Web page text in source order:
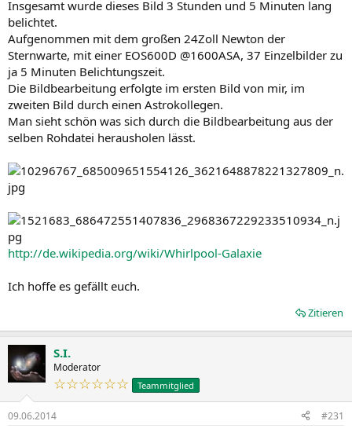
Insgesamt wurde dieses Bild 3 Stunden und 5 Minuten lang
belichtet.
Aufgenommen mit dem großen 24Zoll Newton der
Sternwarte, mit einer EOS600D @1600ASA, 37 Einzelbilder zu
ja 5 Minuten Belichtungszeit.
Die Bildbearbeitung erfolgte im ersten Bild von mir, im
zweiten Bild durch einen Astrokollegen.
Man sieht schön was sich durch die Bildbearbeitung aus der
selben Rohdatei herausholen lässt.
http://de.wikipedia.org/wiki/Whirlpool-Galaxie
Ich hoffe es gefällt euch.
Zitieren
S.I.
Moderator
☆☆☆☆☆☆ Teammitglied
09.06.2014 #231